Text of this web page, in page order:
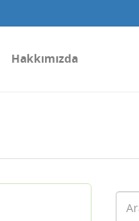
Hakkımızda